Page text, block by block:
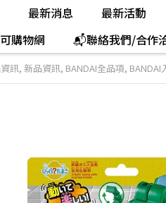
最新消息 最新活動
購物網
📬聯絡我們/合作
訊, 新品資訊, BANDAI全品項, BANDAI